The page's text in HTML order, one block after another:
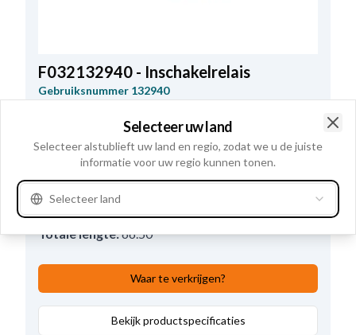
F032132940 - Inschakelrelais
Gebruiksnummer 132940
Stroom kortstondig100 Amp.,Seconden
Volt24, Ampère: 60,
Aantal bevestigingsgaten2,
Aantal terminals:4,Buitendiameter42.00,
OpmerkingenDubbel geïsoleerd.,
Totale lengte:66.50
Waar te verkrijgen?
Bekijk productspecificaties
Selecteer uw land
Selecteer alstublieft uw land en regio, zodat we u de juiste
informatie voor uw regio kunnen tonen.
Selecteer land